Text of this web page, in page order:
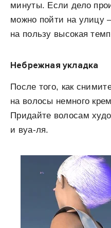
минуты. Если дело
можно пойти на улицу
на пользу высокая
Небрежная укладка
После того, как
на волосы немного
Придайте волосам
и вуа-ля.